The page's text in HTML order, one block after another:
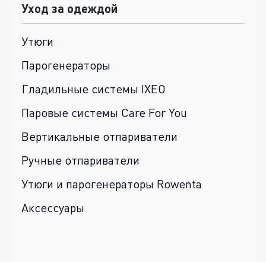
Уход за одеждой
Утюги
Парогенераторы
Гладильные системы IXEO
Паровые системы Care For You
Вертикальные отпариватели
Ручные отпариватели
Утюги и парогенераторы Rowenta
Аксессуары